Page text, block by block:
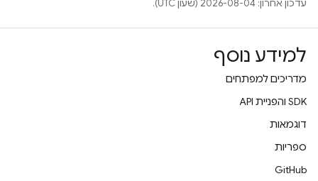
עדכון אחרון: 2026-08-04 (שעון UTC).
למידע נוסף
מדריכים למפתחים
‫SDK והפניית API
דוגמאות
ספריות
GitHub